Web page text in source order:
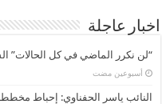
اخبار عاجلة
“لن نكرر الماضي في كل الحالات”
‏أسبوعين مضت
النائب ياسر الحفناوي: إحباط